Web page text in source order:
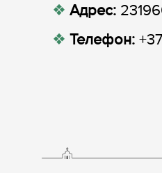
Адрес:
Телефон: